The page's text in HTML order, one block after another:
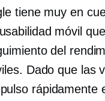
tiene muy en
móvil
del
Dado que las
rápidamente